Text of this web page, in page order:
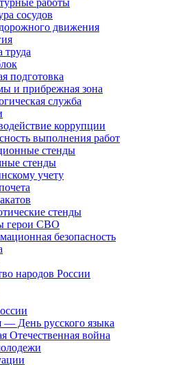
работы
сосудов
движения
труда
подготовка
и прибрежная зона
служба
коррупции
выполнения работ
стенды
стенды
учету
стенды
герои СВО
безопасность
народов России
День русского языка
Отечественная война